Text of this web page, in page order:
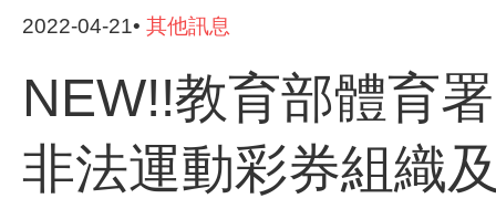
2022-04-21• 其他訊息
NEW!!教育部體育
非法運動彩券組織